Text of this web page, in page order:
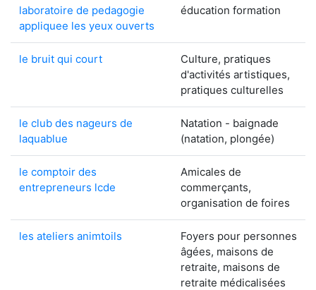
laboratoire de pedagogie
appliquee les yeux ouverts
éducation formation
le bruit qui court
Culture, pratiques
d'activités artistiques,
pratiques culturelles
le club des nageurs de
laquablue
Natation - baignade
(natation, plongée)
le comptoir des
entrepreneurs lcde
Amicales de
commerçants,
organisation de foires
les ateliers animtoils
Foyers pour personnes
âgées, maisons de
retraite, maisons de
retraite médicalisées